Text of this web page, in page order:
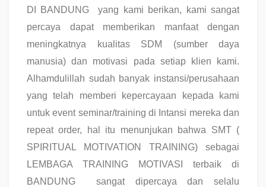
DI BANDUNG yang kami berikan, kami sangat
percaya dapat memberikan manfaat dengan
meningkatnya kualitas SDM (sumber daya
manusia) dan motivasi pada setiap klien kami.
Alhamdulillah sudah banyak instansi/perusahaan
yang telah memberi kepercayaan kepada kami
untuk event seminar/training di Intansi mereka dan
repeat order, hal itu menunjukan bahwa SMT (
SPIRITUAL MOTIVATION TRAINING) sebagai
LEMBAGA TRAINING MOTIVASI terbaik di
BANDUNG sangat dipercaya dan selalu